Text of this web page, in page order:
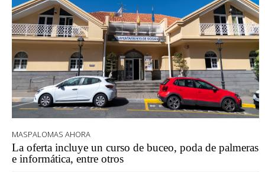
MASPALOMAS AHORA
La oferta incluye un curso de buceo, poda de palmeras
e informática, entre otros